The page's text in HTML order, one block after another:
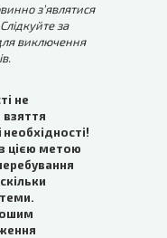
з’являтися
за
виключення
не
необхідності!
цією метою